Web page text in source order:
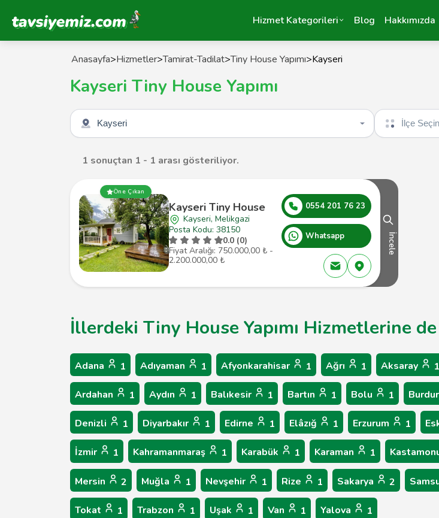
Tavsiyemiz Anasayfa Hizmet Kategorileri Blog Hakkımızda
Anasayfa>Hizmetler>Tamirat-Tadilat>Tiny House Yapımı>Kayseri
Kayseri Tiny House Yapımı
Şehir seçin İlçe seçin
1 sonuçtan 1 - 1 arası gösteriliyor.
Öne Çıkan
Kayseri Tiny House
Kayseri, Melikgazi
Posta Kodu: 38150
0.0 (0)
Fiyat Aralığı: 750.000,00 ₺ -
2.200.000,00 ₺
0554 201 76 23
Whatsapp İncele
İllerdeki Tiny House Yapımı Hizmetlerine
Adana 1 Adıyaman 1 Afyonkarahisar 1 Ağrı 1 Aksaray 1
Ardahan 1 Aydın 1 Balıkesir 1 Bartın 1 Bolu 1 Burdur
Denizli 1 Diyarbakır 1 Edirne 1 Elâzığ 1 Erzurum 1
İzmir 1 Kahramanmaraş 1 Karabük 1 Karaman 1
Mersin 2 Muğla 1 Nevşehir 1 Rize 1 Sakarya 2
Tokat 1 Trabzon 1 Uşak 1 Van 1 Yalova 1